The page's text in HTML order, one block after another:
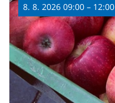
8. 8. 2026 09:00 – 12:00